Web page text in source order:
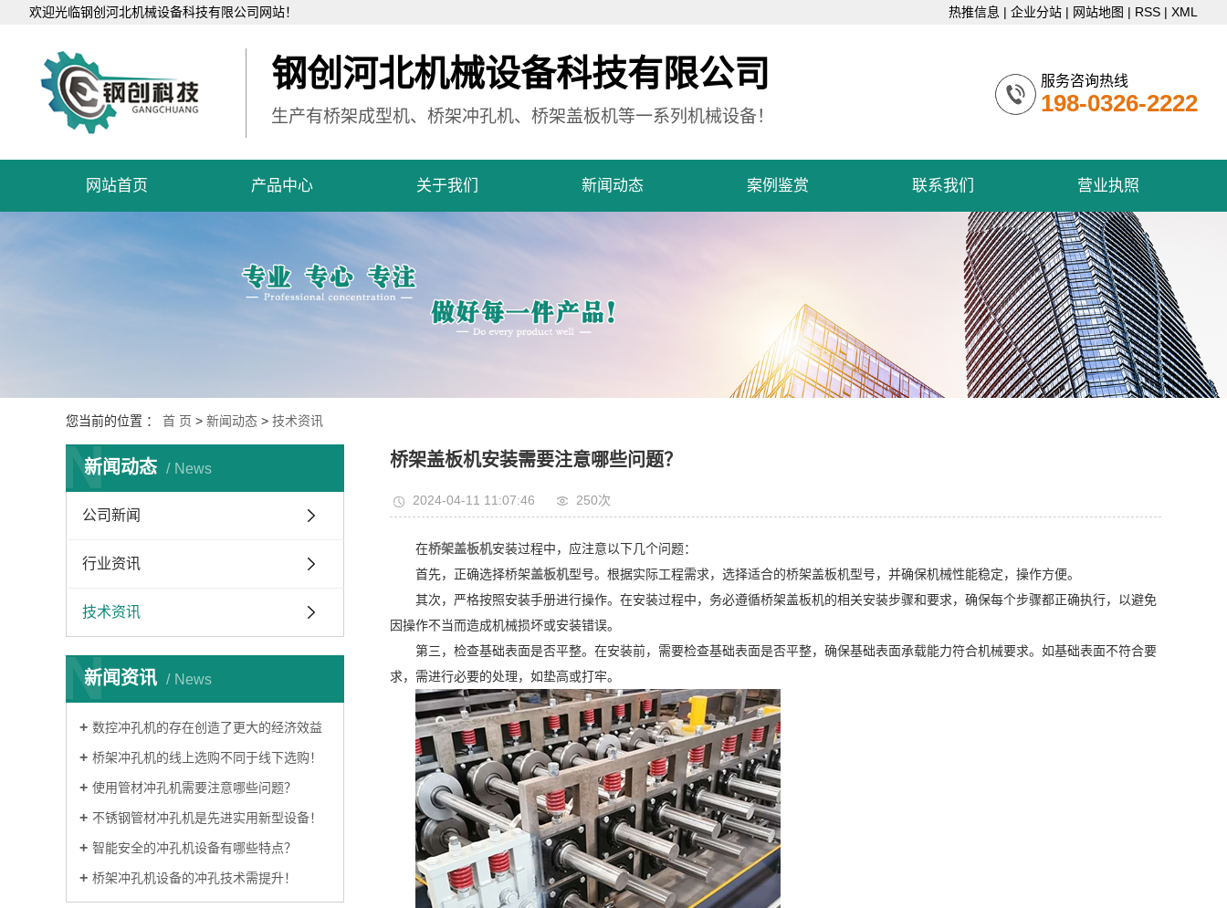
欢迎光临钢创河北机械设备科技有限公司网站！ 热推信息 | 企业分站 | 网站地图 | RSS | XML
钢创河北机械设备科技有限公司
生产有桥架成型机、桥架冲孔机、桥架盖板机等一系列机械设备！
服务咨询热线
198-0326-2222
网站首页 产品中心
桥架盖板机
开平线
放料机
关于我们
公司简介
新闻动态
技术资讯
案例鉴赏 联系我们 营业执照
您当前的位置 ： 首 页 > 新闻动态 > 技术资讯
新闻动态 News
N
公司新闻
行业资讯
技术资讯
新闻资讯 News
N
数控冲孔机的存在创造了更大的经济效益
桥架冲孔机的线上选购不同于线下选购！
使用管材冲孔机需要注意哪些问题？
不锈钢管材冲孔机是先进实用新型设备！
智能安全的冲孔机设备有哪些特点？
桥架冲孔机设备的冲孔技术需提升！
桥架盖板机安装需要注意哪些问题？
2024-04-11 11:07:46 250次
在桥架盖板机安装过程中，应注意以下几个问题：
首先，正确选择桥架盖板机型号。根据实际工程需求，选择适合的桥架盖板机型号，并确保机械性能稳定，操作方便。
其次，严格按照安装手册进行操作。在安装过程中，务必遵循桥架盖板机的相关安装步骤和要求，确保每个步骤都正确执行，以避免
因操作不当而造成机械损坏或安装错误。
第三，检查基础表面是否平整。在安装前，需要检查基础表面是否平整，确保基础表面承载能力符合机械要求。如基础表面不符合要
求，需进行必要的处理，如垫高或打牢。